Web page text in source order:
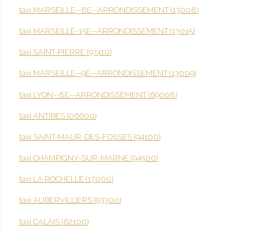
taxi MARSEILLE--8E--ARRONDISSEMENT (13008)
taxi MARSEILLE-15E--ARRONDISSEMENT (13015)
taxi SAINT-PIERRE (97410)
taxi MARSEILLE--9E--ARRONDISSEMENT (13009)
taxi LYON--8E--ARRONDISSEMENT (69008)
taxi ANTIBES (06600)
taxi SAINT-MAUR-DES-FOSSES (94100)
taxi CHAMPIGNY-SUR-MARNE (94500)
taxi LA ROCHELLE (17000)
taxi AUBERVILLIERS (93300)
taxi CALAIS (62100)